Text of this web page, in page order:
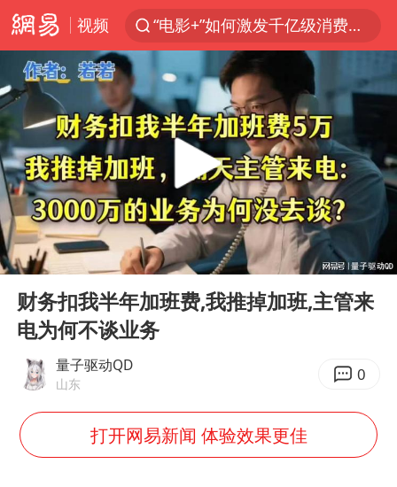
视频
“电影+”如何激发千亿级消费新活力？
日本试射“战斧”导弹，国防部回应
台风白海豚中心风力增强
向鹏0-3不敌张本智和
四川宜宾高县4.9级地震致1死
百花奖开幕式
“新疆阿勒泰八月能滑雪”不实
刘国正说向鹏打得很窝囊
陈幸同晋级WTT横滨冠军赛8强
宇树科技中一签需缴款7.54万元
Play
00:00 26:02
财务扣我半年加班费,我推掉加班,主管来
电为何不谈业务
量子驱动QD
山东 0
打开网易新闻 体验效果更佳